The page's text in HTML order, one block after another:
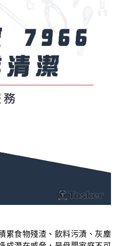
累食物殘渣、飲料污漬、灰塵